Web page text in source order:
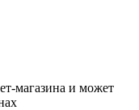
магазина и может